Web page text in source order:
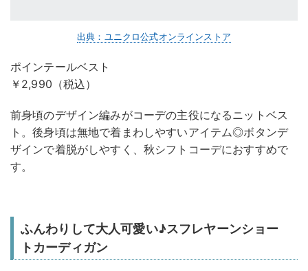
出典：ユニクロ公式オンラインストア
ポインテールベスト
￥2,990（税込）
前身頃のデザイン編みがコーデの主役になるニットベス
ト。後身頃は無地で着まわしやすいアイテム◎ボタンデ
ザインで着脱がしやすく、秋シフトコーデにおすすめで
す。
ふんわりして大人可愛い♪スフレヤーンショー
トカーディガン